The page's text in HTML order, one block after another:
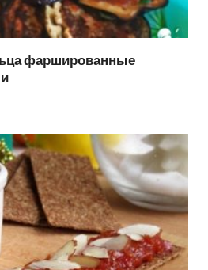
фаршированные